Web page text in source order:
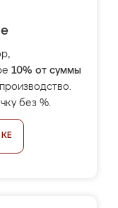
10% от суммы
без %.